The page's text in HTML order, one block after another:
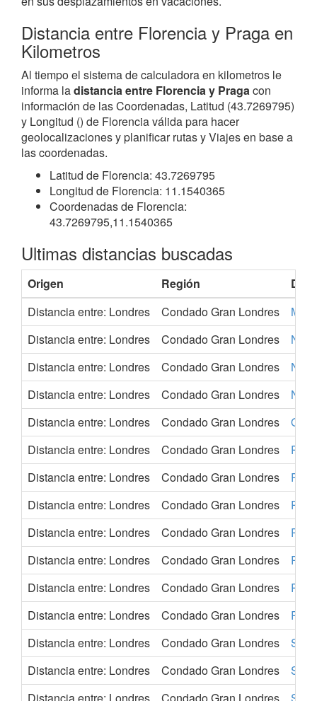
Distancia entre Florencia y Praga en
Kilometros
Al tiempo el sistema de calculadora en kilometros le
informa ladistancia entre Florencia y Pragacon
información de las Coordenadas, Latitud (43.7269795)
y Longitud () de Florencia válida para hacer
geolocalizaciones y planificar rutas y Viajes en base a
las coordenadas.
Latitud de Florencia: 43.7269795
Longitud de Florencia: 11.1540365
Coordenadas de Florencia:
43.7269795,11.1540365
Ultimas distancias buscadas
Origen Región
Distancia entre: Londres
Condado Gran Londres
Distancia entre: Londres
Condado Gran Londres
Distancia entre: Londres
Condado Gran Londres
Niza
Distancia entre: Londres
Condado Gran Londres
Distancia entre: Londres
Condado Gran Londres
Distancia entre: Londres
Condado Gran Londres
Distancia entre: Londres
Condado Gran Londres
Distancia entre: Londres
Condado Gran Londres
París
Distancia entre: Londres
Condado Gran Londres
Distancia entre: Londres
Condado Gran Londres
Riga
Distancia entre: Londres
Condado Gran Londres
Distancia entre: Londres
Condado Gran Londres
Distancia entre: Londres
Condado Gran Londres
Distancia entre: Londres
Condado Gran Londres